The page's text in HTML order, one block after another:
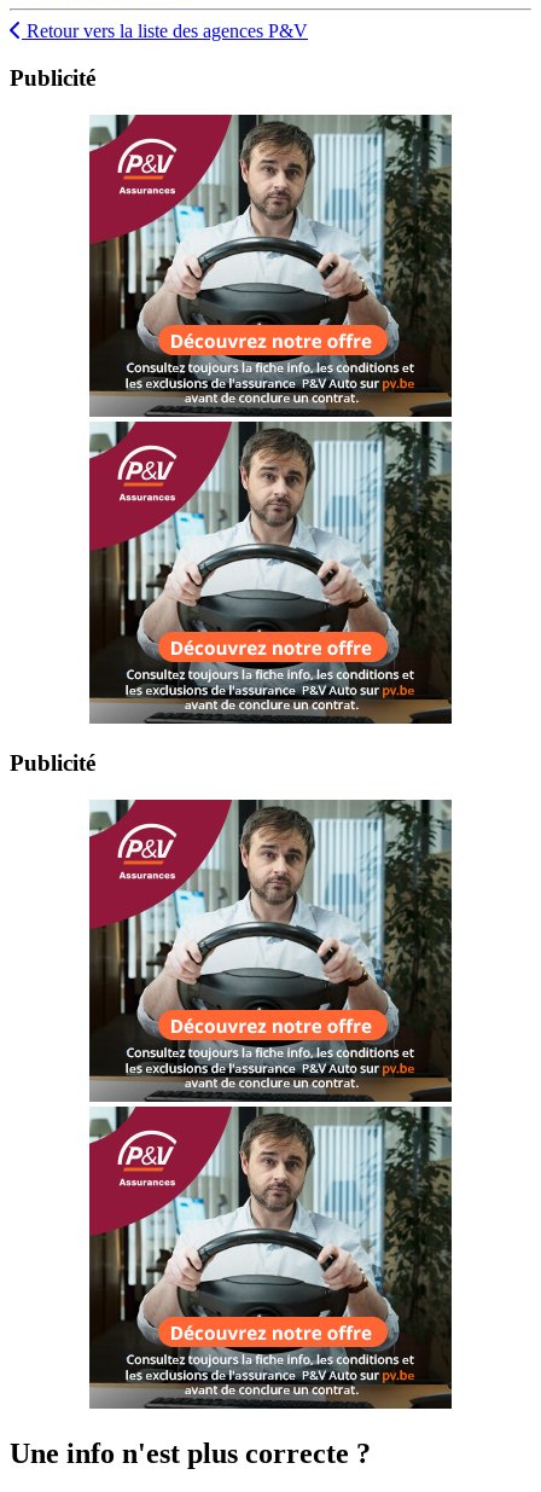
Retour vers la liste des agences P&V
Publicité
Publicité
Une info n'est plus correcte ?